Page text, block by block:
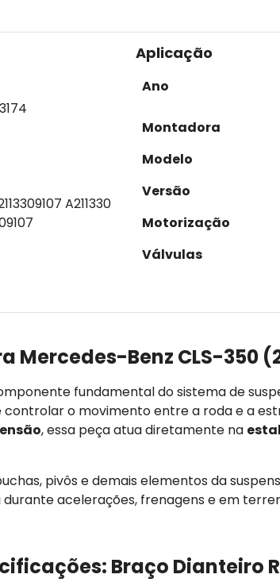
A211330
Aplicação
Ano
Montadora
Modelo
Versão
Motorização
Válvulas
Mercedes-Benz CLS-350
fundamental do sistema de
o movimento entre a roda e a
, essa peça atua diretamente na
pivôs e demais elementos da
acelerações, frenagens e em
Braço Dianteiro